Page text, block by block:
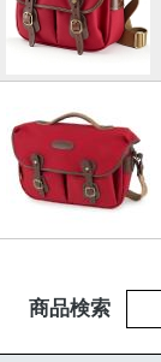
商品検索